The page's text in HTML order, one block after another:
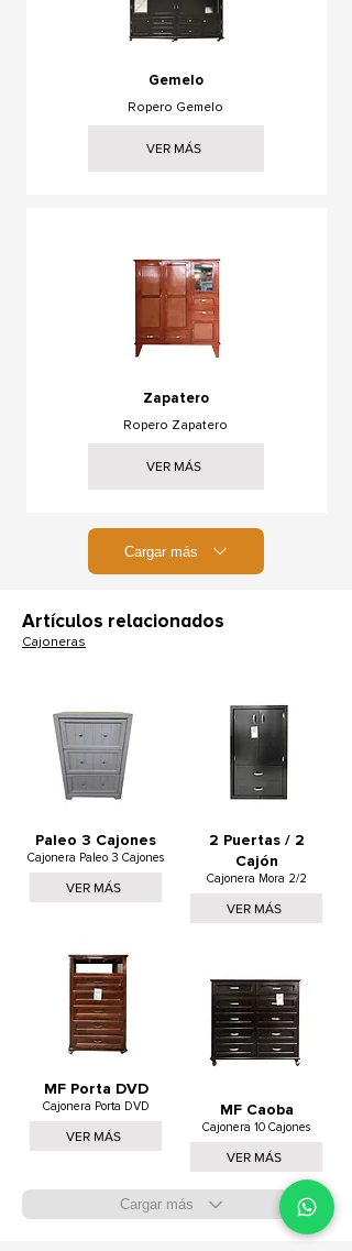
Gemelo
Ropero Gemelo
VER MÁS
Zapatero
Ropero Zapatero
VER MÁS
Cargar más
Artículos relacionados
Cajoneras
Paleo 3 Cajones
Cajonera Paleo 3 Cajones
VER MÁS
MF Porta DVD
Cajonera Porta DVD
VER MÁS
2 Puertas / 2
Cajón
Cajonera Mora 2/2
VER MÁS
MF Caoba
Cajonera 10 Cajones
VER MÁS
Cargar más